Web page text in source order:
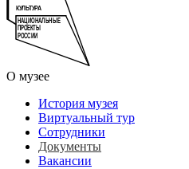
О музее
История музея
Виртуальный тур
Сотрудники
Документы
Вакансии